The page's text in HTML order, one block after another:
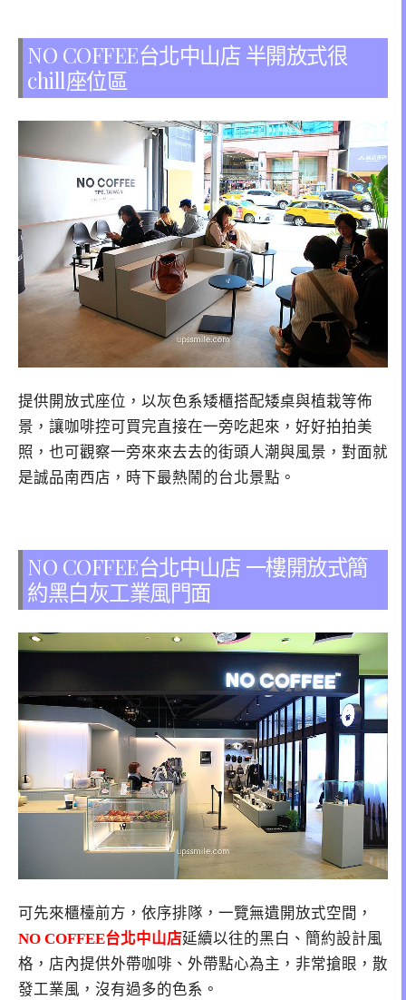
NO COFFEE台北中山店 半開放式很
chill座位區
提供開放式座位，以灰色系矮櫃搭配矮桌與植栽等佈
景，讓咖啡控可買完直接在一旁吃起來，好好拍拍美
照，也可觀察一旁來來去去的街頭人潮與風景，對面就
是誠品南西店，時下最熱鬧的台北景點。
NO COFFEE台北中山店 一樓開放式簡
約黑白灰工業風門面
可先來櫃檯前方，依序排隊，一覽無遺開放式空間，
NO COFFEE台北中山店延續以往的黑白、簡約設計風
格，店內提供外帶咖啡、外帶點心為主，非常搶眼，散
發工業風，沒有過多的色系。